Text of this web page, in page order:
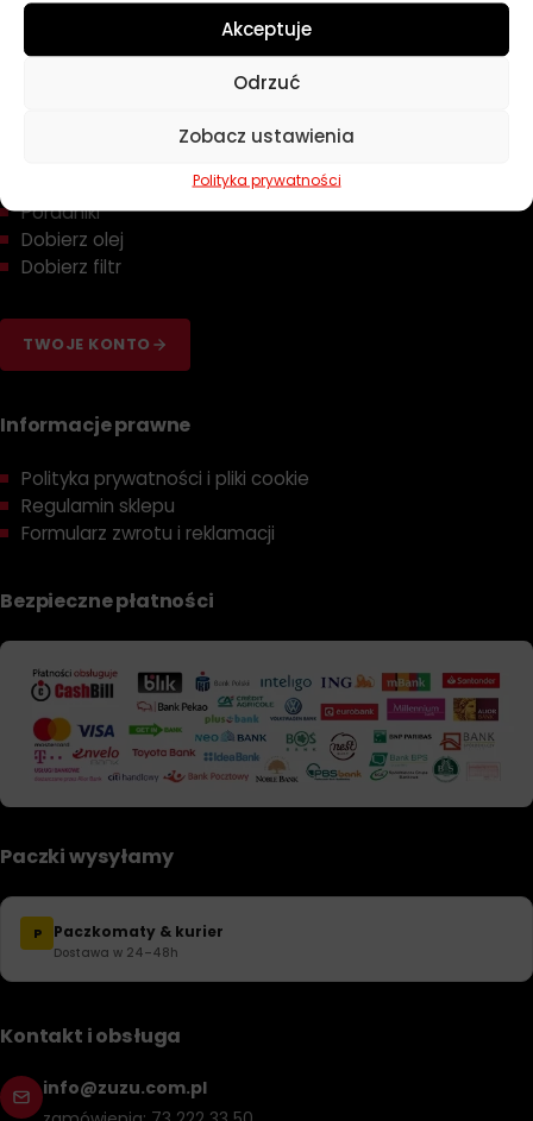
Akceptuje
Odrzuć
Zobacz ustawienia
Polityka prywatności
Poradniki
Dobierz olej
Dobierz filtr
TWOJE KONTO
Informacje prawne
Polityka prywatności i pliki cookie
Regulamin sklepu
Formularz zwrotu i reklamacji
Bezpieczne płatności
Paczki wysyłamy
P Paczkomaty & kurier
Dostawa w 24–48h
Kontakt i obsługa
info@zuzu.com.pl